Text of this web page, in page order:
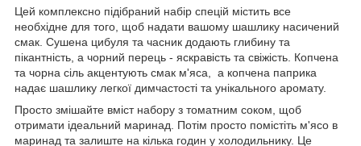
Цей комплексно підібраний набір спецій містить все
необхідне для того, щоб надати вашому шашлику насичений
смак. Сушена цибуля та часник додають глибину та
пікантність, а чорний перець - яскравість та свіжість. Копчена
та чорна сіль акцентують смак м'яса, а копчена паприка
надає шашлику легкої димчастості та унікального аромату.
Просто змішайте вміст набору з томатним соком, щоб
отримати ідеальний маринад. Потім просто помістіть м'ясо в
маринад та залиште на кілька годин у холодильнику. Це